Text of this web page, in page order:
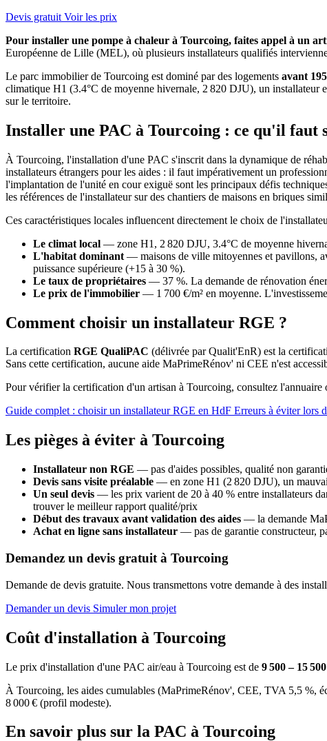
Devis gratuit Voir les prix
Pour installer une pompe à chaleur à Tourcoing, faites appel à un
Européenne de Lille (MEL), où plusieurs installateurs qualifiés
Le parc immobilier de Tourcoing est dominé par des logements avant
climatique H1 (3.4°C de moyenne hivernale, 2 820 DJU), un installateur
sur le territoire.
Installer une PAC à Tourcoing : ce qu'il faut
À Tourcoing, l'installation d'une PAC s'inscrit dans la dynamique de
installateurs étrangers pour les aides : il faut impérativement un
l'implantation de l'unité en cour exiguë sont les principaux défis
les références de l'installateur sur des chantiers de maisons en briques
Ces caractéristiques locales influencent directement le choix de
Le climat local — zone H1, 2 820 DJU, 3.4°C de moyenne
L'habitat dominant — maisons de ville mitoyennes et pavillons,
puissance supérieure (+15 à 30 %).
Le taux de propriétaires — 37 %. La demande de rénovation
Le prix de l'immobilier — 1 700 €/m² en moyenne.
Comment choisir un installateur RGE ?
La certification RGE QualiPAC (délivrée par Qualit'EnR) est la
Sans cette certification, aucune aide MaPrimeRénov' ni CEE n'est
Pour vérifier la certification d'un artisan à Tourcoing, consultez l'annuaire
Guide complet : choisir un installateur RGE en HdF Erreurs à éviter lors
Les pièges à éviter à Tourcoing
Installateur non RGE — pas d'aides possibles, qualité non
Devis sans visite préalable — en zone H1 (2 820 DJU), un
Un seul devis — les prix varient de 20 à 40 % entre installateurs
trouver le meilleur rapport qualité/prix
Début des travaux avant validation des aides — la demande
Achat en ligne sans installateur — pas de garantie constructeur,
Demandez un devis gratuit à Tourcoing
Demande de devis gratuite. Nous transmettons votre demande à des
Demander un devis Simuler mon projet
Coût d'installation à Tourcoing
Le prix d'installation d'une PAC air/eau à Tourcoing est de 9 500 – 15
À Tourcoing, les aides cumulables (MaPrimeRénov', CEE, TVA 5,5 %,
8 000 € (profil modeste).
En savoir plus sur la PAC à Tourcoing